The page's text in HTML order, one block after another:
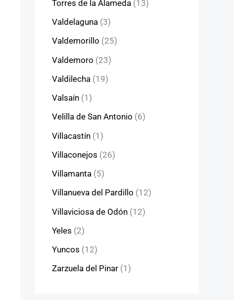
Torres de la Alameda (13)
Valdelaguna (3)
Valdemorillo (25)
Valdemoro (23)
Valdilecha (19)
Valsaín (1)
Velilla de San Antonio (6)
Villacastín (1)
Villaconejos (26)
Villamanta (5)
Villanueva del Pardillo (12)
Villaviciosa de Odón (12)
Yeles (2)
Yuncos (12)
Zarzuela del Pinar (1)